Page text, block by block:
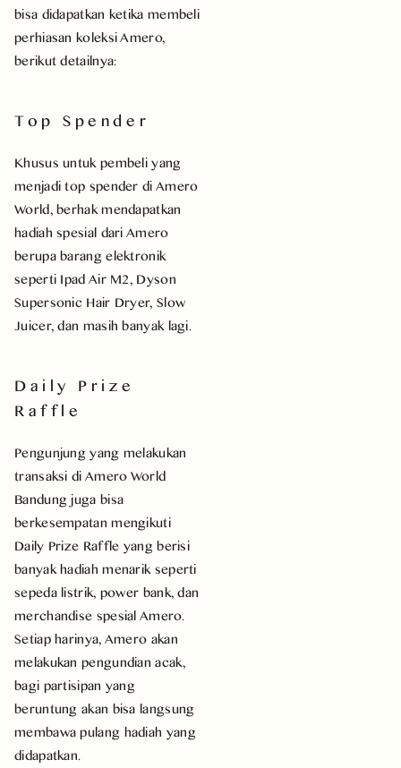
bisa didapatkan ketika membeli
perhiasan koleksi Amero,
berikut detailnya:
Top Spender
Khusus untuk pembeli yang
menjadi top spender di Amero
World, berhak mendapatkan
hadiah spesial dari Amero
berupa barang elektronik
seperti Ipad Air M2, Dyson
Supersonic Hair Dryer, Slow
Juicer, dan masih banyak lagi.
Daily Prize
Raffle
Pengunjung yang melakukan
transaksi di Amero World
Bandung juga bisa
berkesempatan mengikuti
Daily Prize Raffle yang berisi
banyak hadiah menarik seperti
sepeda listrik, power bank, dan
merchandise spesial Amero.
Setiap harinya, Amero akan
melakukan pengundian acak,
bagi partisipan yang
beruntung akan bisa langsung
membawa pulang hadiah yang
didapatkan.